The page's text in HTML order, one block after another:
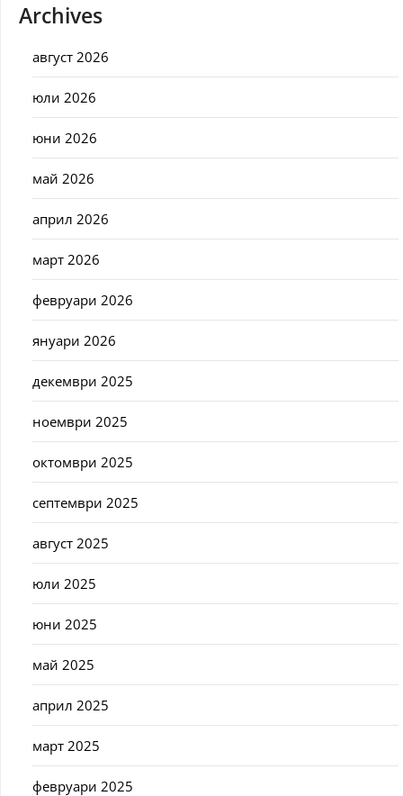
Archives
август 2026
юли 2026
юни 2026
май 2026
април 2026
март 2026
февруари 2026
януари 2026
декември 2025
ноември 2025
октомври 2025
септември 2025
август 2025
юли 2025
юни 2025
май 2025
април 2025
март 2025
февруари 2025